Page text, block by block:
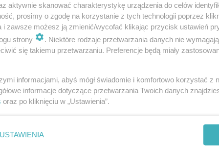
Eliza zorganizowali huczne urodziny swojej pierworodnej córce, Victorii.
włożyła suknię z salonu ślubnego, a na sali zabaw czekała na gości
była wystrzało…
Shore 3 - odcinek 12: Trybson i Eliza wracają do
Na jak długo? To jeszcze TAJEMNICA...
Shore 3 - odcinek 12 już za tydzień, 15 czerwca. Twórcy programu
coś wyjątkowego: wielki powrót Trybsona i Elizy! Przypomnijmy, że para
aktywnie skanować charakterystykę urządzenia do celów
prosimy o zgodę na korzystanie z tych technologii poprzez
i zawsze możesz ją zmienić/wycofać klikając przycisk ustawień
strony
. Niektóre rodzaje przetwarzania danych nie
się takiemu przetwarzaniu. Preferencje będą miały
informacjami, abyś mógł świadomie i komfortowo korzystać z
informacje dotyczące przetwarzania Twoich danych
oraz po kliknięciu w „Ustawienia”.
USTAWIENIA